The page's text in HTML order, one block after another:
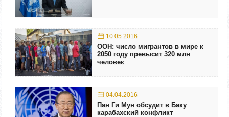
10.05.2016
ООН: число мигрантов в мире к
2050 году превысит 320 млн
человек
04.04.2016
Пан Ги Мун обсудит в Баку
карабахский конфликт